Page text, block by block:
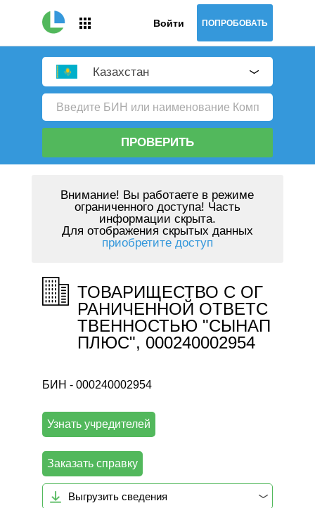
Войти ПОПРОБОВАТЬ
Казахстан
ПРОВЕРИТЬ
Внимание! Вы работаете в режиме
ограниченного доступа! Часть
информации скрыта.
Для отображения скрытых данных
приобретите доступ
ТОВАРИЩЕСТВО С ОГ
РАНИЧЕННОЙ ОТВЕТС
ТВЕННОСТЬЮ "СЫНАП
ПЛЮС", 000240002954
БИН - 000240002954
Узнать учредителей
Заказать справку
Выгрузить сведения